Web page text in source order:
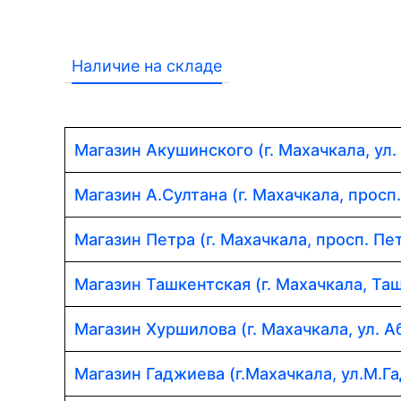
Наличие на складе
Магазин Акушинского (г. Махачкала,
Магазин А.Султана (г. Махачкала,
Магазин Петра (г. Махачкала, просп.
Магазин Ташкентская (г. Махачкала,
Магазин Хуршилова (г. Махачкала, ул.
Магазин Гаджиева (г.Махачкала,